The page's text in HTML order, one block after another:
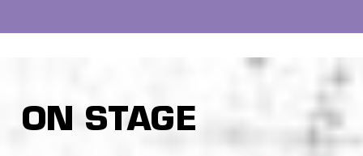
ON STAGE